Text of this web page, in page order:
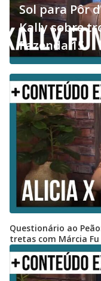
Sol para Pôr
Kally sobre
Fazenda 15
Questionário ao
tretas com Márcia